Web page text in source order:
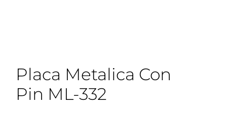
Placa Metalica Con
Pin ML-332